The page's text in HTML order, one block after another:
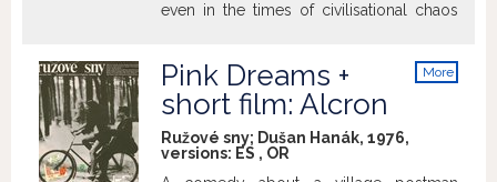
white photography representing one of
a somewhat dramatic fate: it was entered
into contention for the Academy Awards,
but failed to be short-listed. Almost
immediately after its March 1969
premiere, the film was banned from
Czechoslovak cinemas. It was only re-
even in the times of civilisational chaos
More
Pink Dreams +
short film: Alcron
Ružové sny; Dušan Hanák, 1976,
versions: ES , OR